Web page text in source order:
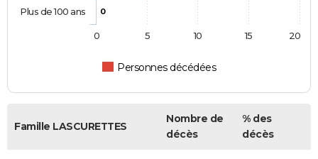
0
Personnes décédées
Plus de 100 ans
0 5 10 15 20
Famille LASCURETTES
Nombre de
décès
% des
décès